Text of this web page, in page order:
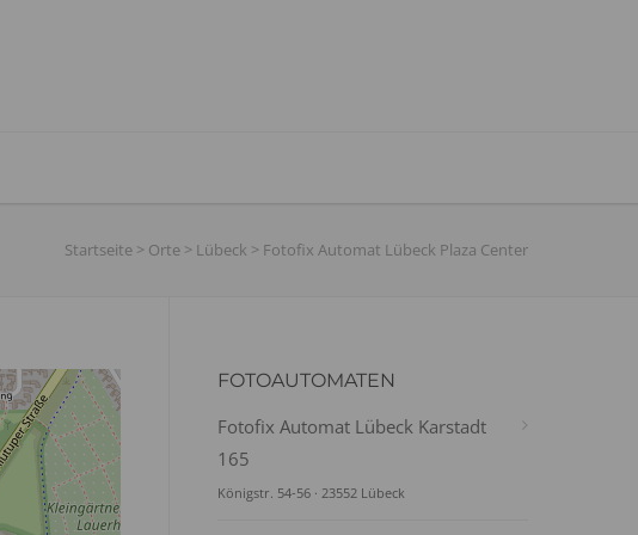
Startseite > Orte > Lübeck > Fotofix Automat Lübeck Plaza Center
FOTOAUTOMATEN
Fotofix Automat Lübeck Karstadt
165
Königstr. 54-56 · 23552 Lübeck